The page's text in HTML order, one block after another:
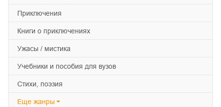
приключения
книги о приключениях
ужасы / мистика
учебники и пособия для вузов
cтихи, поэзия
Еще жанры